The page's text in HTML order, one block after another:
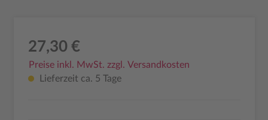
27,30 €
Preise inkl. MwSt. zzgl. Versandkosten
Lieferzeit ca. 5 Tage